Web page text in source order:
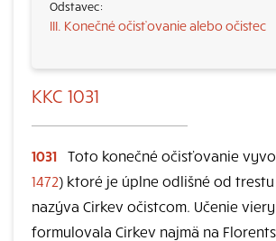
III. Konečné očisťovanie alebo očistec
KKC 1031
1031 Toto konečné očisťovanie
1472) ktoré je úplne odlišné od trestu
nazýva Cirkev očistcom. Učenie
formulovala Cirkev najmä na